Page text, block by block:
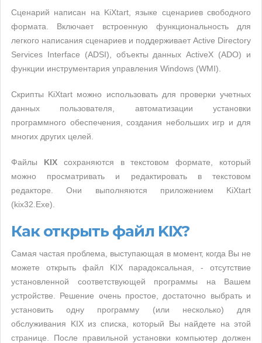
Сценарий написан на KiXtart, языке сценариев свободного
формата. Включает встроенную функциональность для
легкого написания сценариев и поддерживает Active Directory
Services Interface (ADSI), объекты данных ActiveX (ADO) и
функции инструментария управления Windows (WMI).
Скрипты KiXtart можно использовать для проверки учетных
данных пользователя, автоматизации установки
программного обеспечения, создания небольших игр и для
многих других целей.
Файлы KIXсохраняются в текстовом формате, который
можно просматривать и редактировать в текстовом
редакторе. Они выполняются приложением KiXtart
(kix32.Exe).
Как открыть файл KIX?
Самая частая проблема, выступающая в момент, когда Вы не
можете открыть файл KIX парадоксальная, - отсутствие
установленной соответствующей программы на Вашем
устройстве. Решение очень простое, достаточно выбрать и
установить одну программу (или несколько) для
обслуживания KIX из списка, который Вы найдете на этой
странице. После правильной установки компьютер должен